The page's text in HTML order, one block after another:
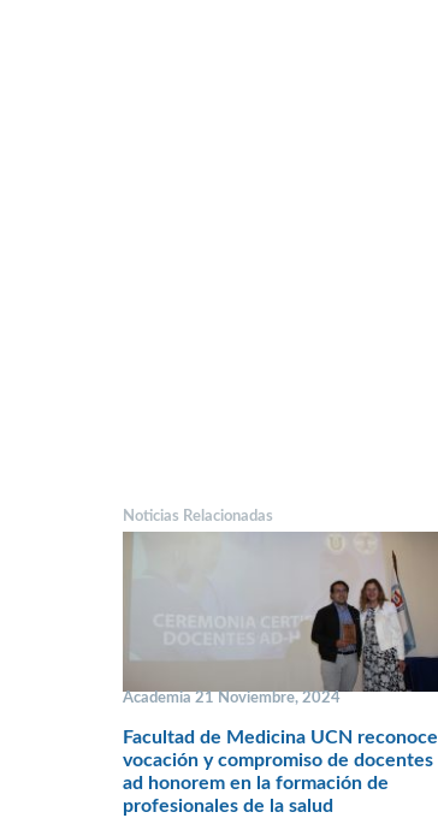
Noticias Relacionadas
Academia 21 Noviembre, 2024
Facultad de Medicina UCN reconoce
vocación y compromiso de docentes
ad honorem en la formación de
profesionales de la salud